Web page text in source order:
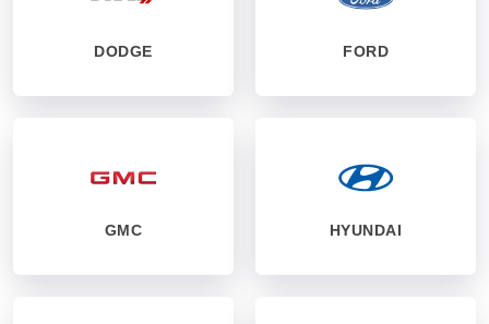
DODGE FORD
GMC HYUNDAI